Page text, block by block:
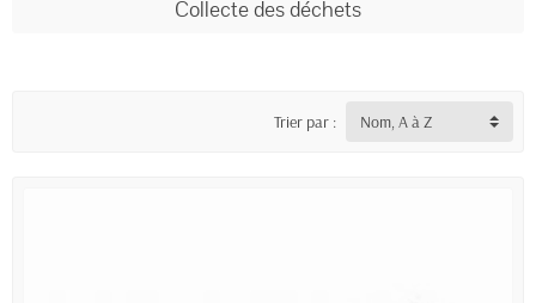
Collecte des déchets
Trier par : Nom, A à Z